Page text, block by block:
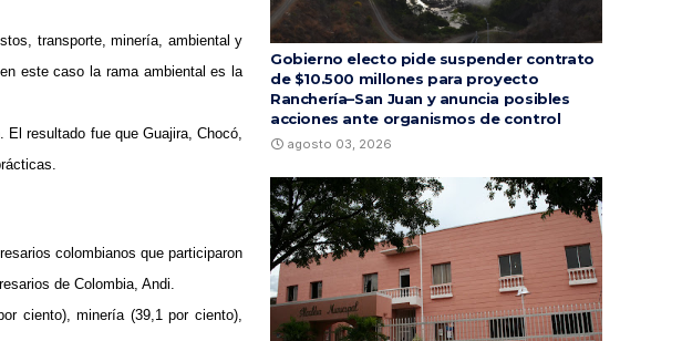
transporte, minería, ambiental y
este caso la rama ambiental es la
resultado fue que Guajira, Chocó,
colombianos que participaron
de Colombia, Andi.
ciento), minería (39,1 por ciento),
Gobierno electo pide suspender contrato
de $10.500 millones para proyecto
Ranchería–San Juan y anuncia posibles
acciones ante organismos de control
agosto 03, 2026